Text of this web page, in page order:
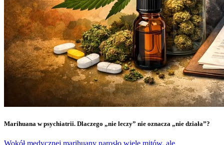
Marihuana w psychiatrii. Dlaczego „nie leczy” nie oznacza „nie działa”?
Wokół medycznej marihuany narosło wiele mitów, ale